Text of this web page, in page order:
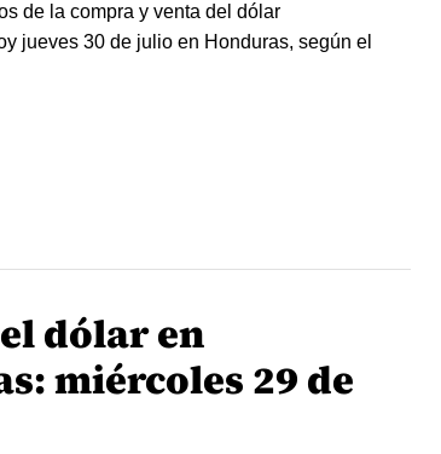
de la compra y venta del dólar
jueves 30 de julio en Honduras, según el
dólar en
miércoles 29 de